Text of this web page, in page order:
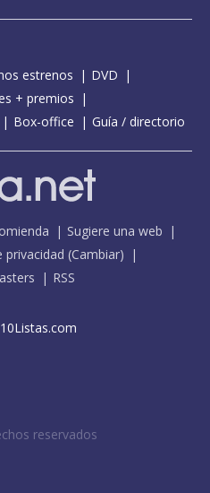
estrenos
DVD
+ premios
Box-office Guía / directorio
Sugiere una web
privacidad (Cambiar)
RSS
reservados